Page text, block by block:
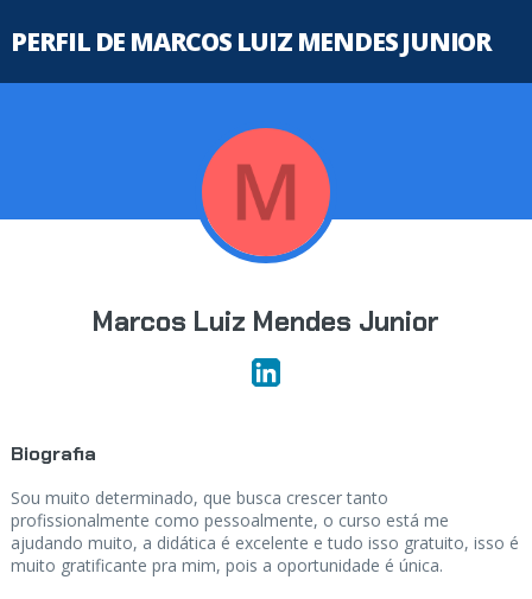
PERFIL DE MARCOS LUIZ MENDES JUNIOR
Marcos Luiz Mendes Junior
Biografia
Sou muito determinado, que busca crescer tanto
profissionalmente como pessoalmente, o curso está me
ajudando muito, a didática é excelente e tudo isso gratuito, isso é
muito gratificante pra mim, pois a oportunidade é única.